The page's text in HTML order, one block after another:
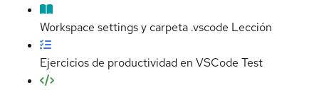
Workspace settings y carpeta .vscode Lección
Ejercicios de productividad en VSCode Test